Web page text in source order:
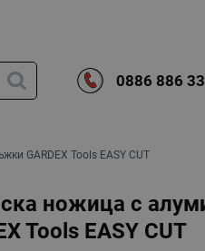
0886 886
GARDEX Tools EASY CUT
ножица с
Tools EASY CUT